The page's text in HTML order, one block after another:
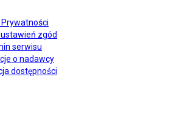
Prywatności
zgód
serwisu
o nadawcy
dostępności